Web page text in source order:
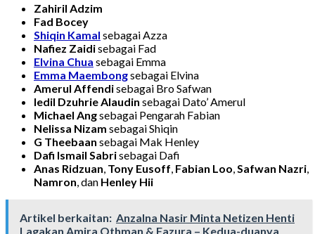
Zahiril Adzim
Fad Bocey
Shiqin Kamal sebagai Azza
Nafiez Zaidisebagai Fad
Elvina Chua sebagai Emma
Emma Maembongsebagai Elvina
Amerul Affendisebagai Bro Safwan
Iedil Dzuhrie Alaudin sebagai Dato’ Amerul
Michael Angsebagai Pengarah Fabian
Nelissa Nizam sebagai Shiqin
G Theebaan sebagai Mak Henley
Dafi Ismail Sabrisebagai Dafi
Anas Ridzuan, Tony Eusoff, Fabian Loo,Safwan Nazri,
Namron, dan Henley Hii
Artikel berkaitan: Anzalna Nasir Minta Netizen Henti
Lagakan Amira Othman & Fazura – Kedua-duanya